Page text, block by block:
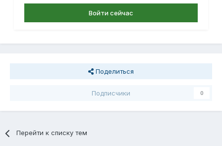
Войти сейчас
Поделиться
Подписчики 0
Перейти к списку тем